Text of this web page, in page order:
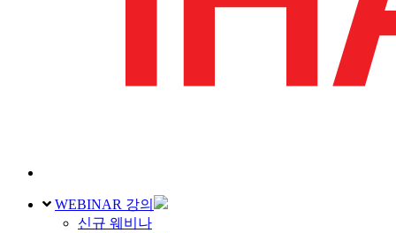
WEBINAR 강의
신규 웨비나